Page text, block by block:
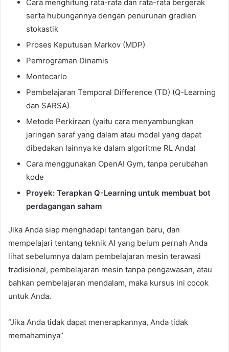
Cara menghitung rata-rata dan rata-rata bergerak
serta hubungannya dengan penurunan gradien
stokastik
Proses Keputusan Markov (MDP)
Pemrograman Dinamis
Montecarlo
Pembelajaran Temporal Difference (TD) (Q-Learning
dan SARSA)
Metode Perkiraan (yaitu cara menyambungkan
jaringan saraf yang dalam atau model yang dapat
dibedakan lainnya ke dalam algoritme RL Anda)
Cara menggunakan OpenAI Gym, tanpa perubahan
kode
Proyek: Terapkan Q-Learning untuk membuat bot
perdagangan saham
Jika Anda siap menghadapi tantangan baru, dan
mempelajari tentang teknik AI yang belum pernah Anda
lihat sebelumnya dalam pembelajaran mesin terawasi
tradisional, pembelajaran mesin tanpa pengawasan, atau
bahkan pembelajaran mendalam, maka kursus ini cocok
untuk Anda.
“Jika Anda tidak dapat menerapkannya, Anda tidak
memahaminya”